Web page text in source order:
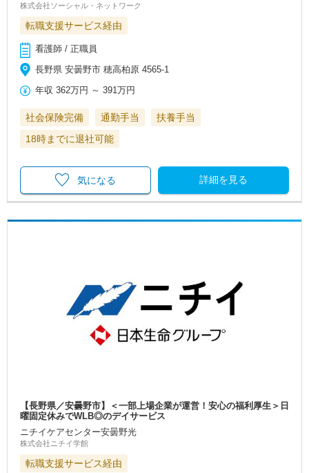
株式会社ソーシャル・ネットワーク
転職支援サービス経由
看護師 / 正職員
長野県 安曇野市 穂高柏原 4565-1
年収 362万円 ～391万円
社会保険完備 通勤手当
扶養手当
18時までに退社可能
詳細を見る
気になる
【長野県／安曇野市】＜一部上場企業が運営！安心の福利厚生＞日
曜固定休みでWLB◎のデイサービス
ニチイケアセンター安曇野光
株式会社ニチイ学館
転職支援サービス経由